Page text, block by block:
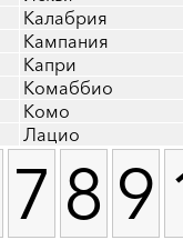
Калабрия
Кампания
Капри
Комаббио
Комо
Лацио
7 8 9